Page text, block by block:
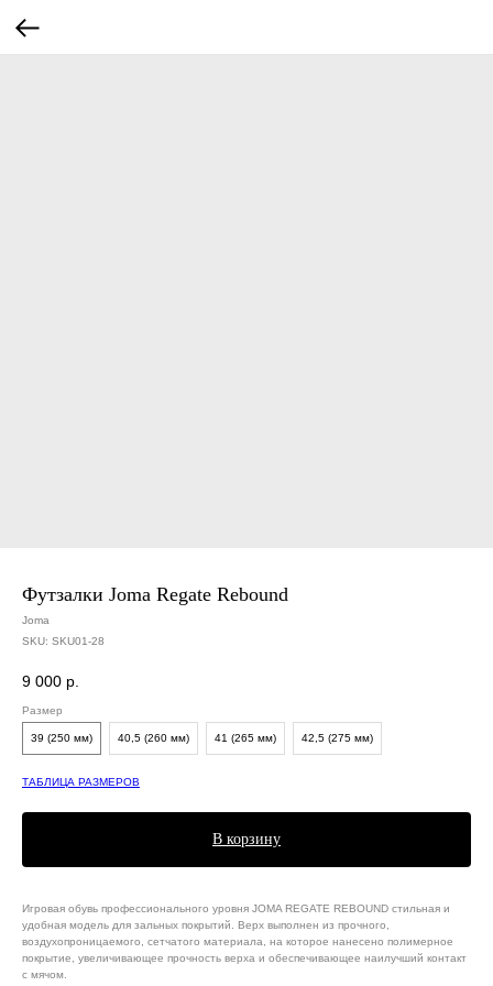
Футзалки Joma Regate Rebound
Joma
SKU: SKU01-28
9 000 р.
Размер
39 (250 мм) 40,5 (260 мм) 41 (265 мм) 42,5 (275 мм)
ТАБЛИЦА РАЗМЕРОВ
В корзину
Игровая обувь профессионального уровня JOMA REGATE REBOUND стильная и
удобная модель для зальных покрытий. Верх выполнен из прочного,
воздухопроницаемого, сетчатого материала, на которое нанесено полимерное
покрытие, увеличивающее прочность верха и обеспечивающее наилучший контакт
с мячом.